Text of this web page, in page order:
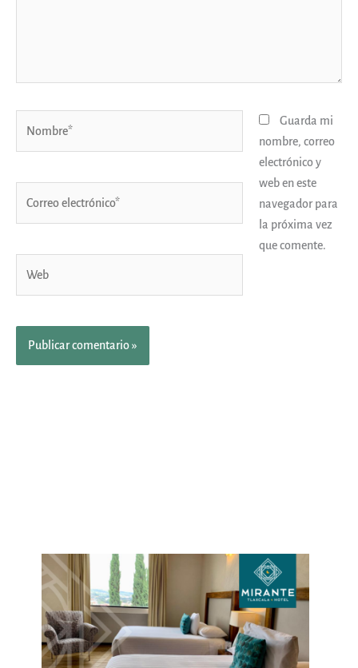
Guarda mi
nombre, correo
electrónico y
web en este
navegador para
la próxima vez
que comente.